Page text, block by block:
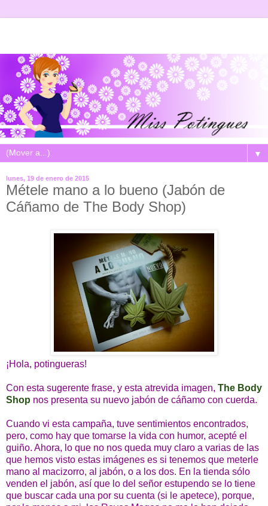
▼
lunes, 19 de enero de 2015
Métele mano a lo bueno (Jabón de
Cáñamo de The Body Shop)
¡Hola, potingueras!
Con esta sugerente frase, y esta atrevida imagen, The Body
Shop nos presenta su nuevo jabón de cáñamo con cuerda.
Cuando vi esta campaña, tuve sentimientos encontrados,
pero, como hay que tomarse la vida con humor, acepté el
guiño. Ahora, lo que no nos queda muy claro a varias de las
que hemos visto estas imágenes es si tenemos que meterle
mano al macizorro, al jabón, o a los dos. En la tienda sólo
venden el jabón, así que lo del señor estupendo se lo tiene
que buscar cada una por su cuenta (si le apetece), porque,